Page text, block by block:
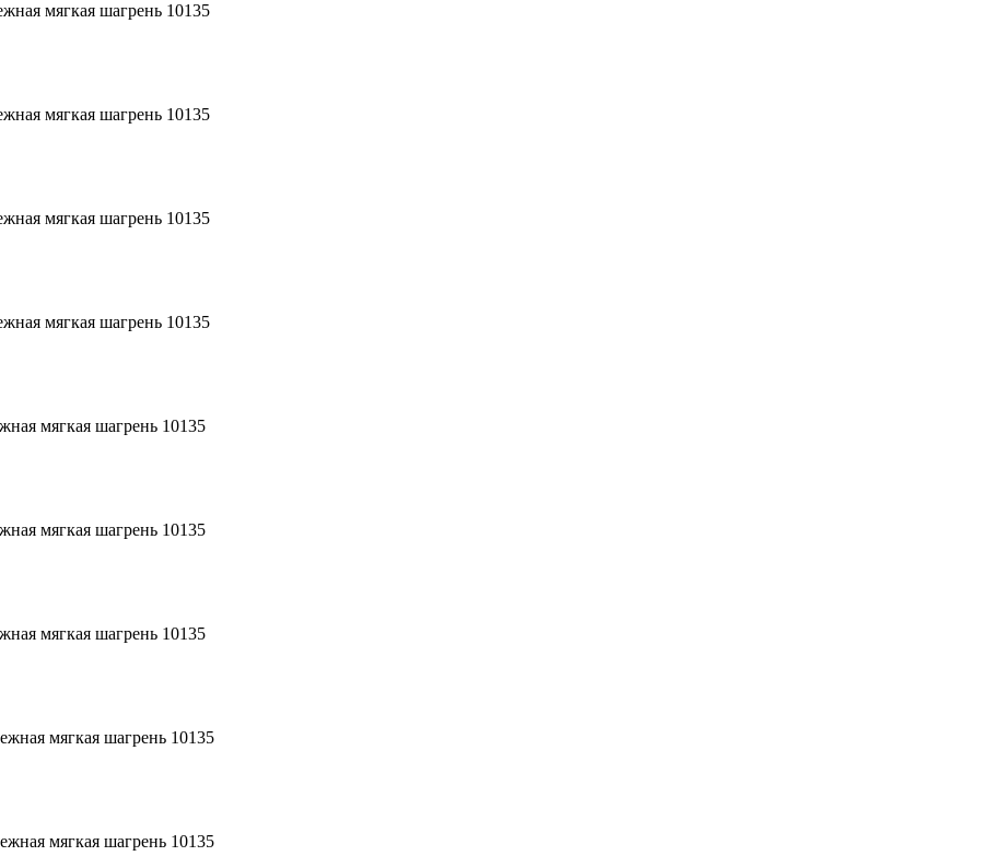
мягкая шагрень 10135
мягкая шагрень 10135
мягкая шагрень 10135
мягкая шагрень 10135
мягкая шагрень 10135
мягкая шагрень 10135
мягкая шагрень 10135
мягкая шагрень 10135
мягкая шагрень 10135